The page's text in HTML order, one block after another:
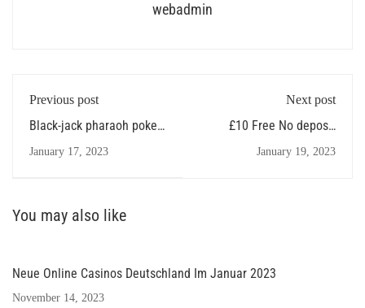
webadmin
Previous post
Black-jack pharaoh poker
Card-counting
January 17, 2023
Next post
£10 Free No deposit
fairest of them all rtp
Casino United kingdom
January 19, 2023
You may also like
Neue Online Casinos Deutschland Im Januar 2023
November 14, 2023